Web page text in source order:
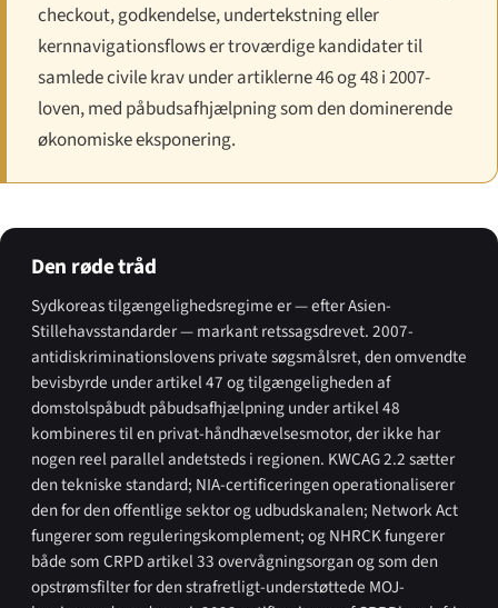
checkout, godkendelse, undertekstning eller
kernnavigations­flows er troværdige kandidater til
samlede civile krav under artiklerne 46 og 48 i 2007-
loven, med påbuds­afhjælpning som den dominerende
økonomiske eksponering.
Den røde tråd
Sydkoreas tilgængeligheds­regime er — efter Asien-
Stillehavs­standarder — markant retssagsdrevet. 2007-
anti­diskriminationslovens private søgsmålsret, den omvendte
bevisbyrde under artikel 47 og tilgængeligheden af
domstolspåbudt påbuds­afhjælpning under artikel 48
kombineres til en privat-håndhævelses­motor, der ikke har
nogen reel parallel andetsteds i regionen. KWCAG 2.2 sætter
den tekniske standard; NIA-certificeringen operationaliserer
den for den offentlige sektor og udbudskanalen; Network Act
fungerer som regulerings­komplement; og NHRCK fungerer
både som CRPD artikel 33 overvågningsorgan og som den
opstrøms­filter for den strafretligt-understøttede MOJ-